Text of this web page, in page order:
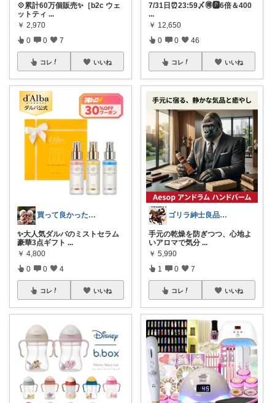
💠累計60万個販売✨［b2c ウェ
ットティ ...
￥ 2,970
0 0 7
コレ いいね
買って良かった❣️NOM.
✨大人気ダルバのミストセラム
豪華3点ギフト ...
￥ 4,800
0 0 4
コレ いいね
7/31日⏰23:59〆🉐🅿️6倍＆400
...
￥ 12,650
0 0 46
コレ いいね
ゴリラ紳士良品図鑑🦍経由購入感謝です！
手元の乾燥を防ぎつつ、心地よ
いアロマで気分 ...
￥ 5,990
1 0 7
コレ いいね